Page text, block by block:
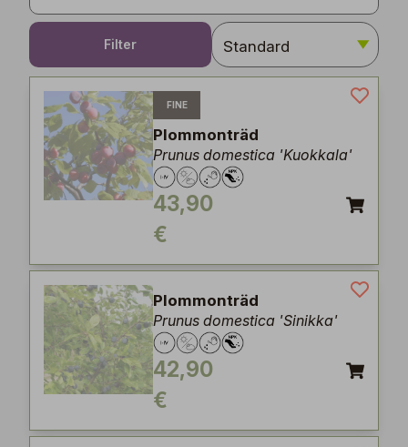
Filter
FINE
Plommonträd
Prunus domestica 'Kuokkala'
43,90
€
Plommonträd
Prunus domestica 'Sinikka'
42,90
€